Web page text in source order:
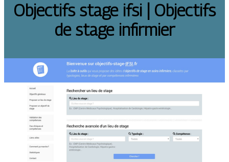
Objectifs stage ifsi | Objectifs
de stage infirmier